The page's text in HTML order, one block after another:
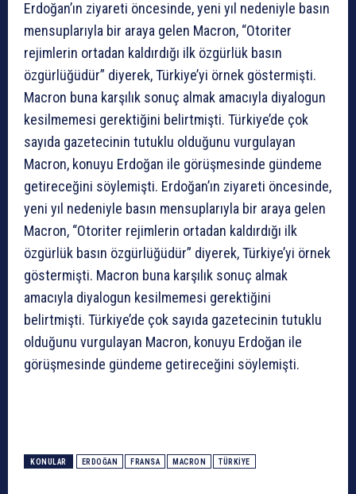
Erdoğan’ın ziyareti öncesinde, yeni yıl nedeniyle basın
mensuplarıyla bir araya gelen Macron, “Otoriter
rejimlerin ortadan kaldırdığı ilk özgürlük basın
özgürlüğüdür” diyerek, Türkiye’yi örnek göstermişti.
Macron buna karşılık sonuç almak amacıyla diyalogun
kesilmemesi gerektiğini belirtmişti. Türkiye’de çok
sayıda gazetecinin tutuklu olduğunu vurgulayan
Macron, konuyu Erdoğan ile görüşmesinde gündeme
getireceğini söylemişti. Erdoğan’ın ziyareti öncesinde,
yeni yıl nedeniyle basın mensuplarıyla bir araya gelen
Macron, “Otoriter rejimlerin ortadan kaldırdığı ilk
özgürlük basın özgürlüğüdür” diyerek, Türkiye’yi örnek
göstermişti. Macron buna karşılık sonuç almak
amacıyla diyalogun kesilmemesi gerektiğini
belirtmişti. Türkiye’de çok sayıda gazetecinin tutuklu
olduğunu vurgulayan Macron, konuyu Erdoğan ile
görüşmesinde gündeme getireceğini söylemişti.
KONULAR ERDOĞAN FRANSA MACRON TÜRKIYE